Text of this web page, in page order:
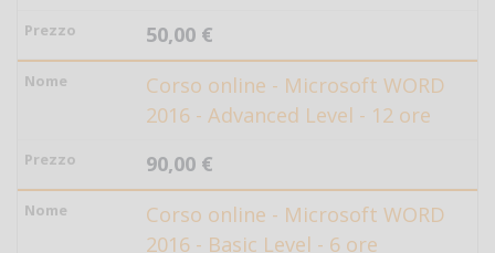
50,00 €
Corso online - Microsoft WORD
2016 - Advanced Level - 12 ore
90,00 €
Corso online - Microsoft WORD
2016 - Basic Level - 6 ore